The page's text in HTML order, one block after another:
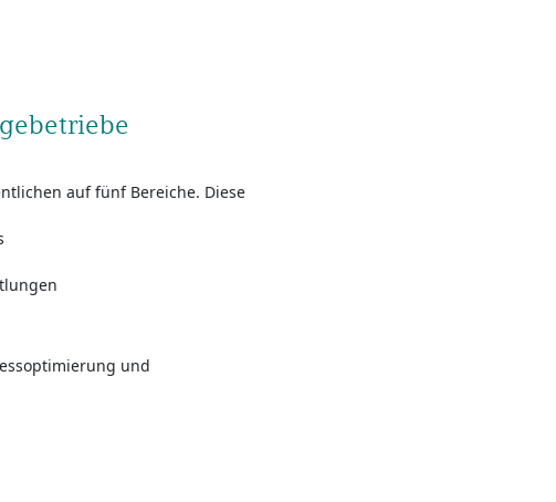
auf fünf Bereiche. Diese
und